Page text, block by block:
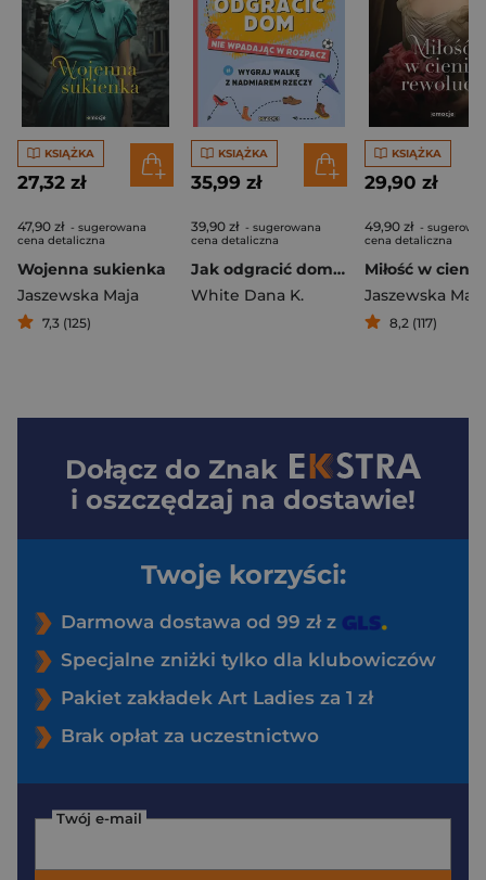
KSIĄŻKA
27,32 zł
47,90 zł - sugerowana
cena detaliczna
Wojenna sukienka
Jaszewska Maja
7,3 (125)
KSIĄŻKA
35,99 zł
39,90 zł - sugerowana
cena detaliczna
Jak odgracić dom nie wpadając w rozpacz Wygraj walkę z nadmiarem rzeczy
White Dana K.
KSIĄŻKA
29,90 zł
49,90 zł -
cena detaliczna
Jaszewska Maja
8,2 (117)
Dołącz do Znak
i oszczędzaj na dostawie!
Twoje korzyści:
Darmowa dostawa od 99 zł z
Specjalne zniżki tylko dla klubowiczów
Pakiet zakładek Art Ladies za 1 zł
Brak opłat za uczestnictwo
Twój e-mail